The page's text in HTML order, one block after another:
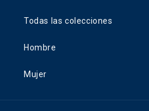
Todas las colecciones
Hombre
Mujer